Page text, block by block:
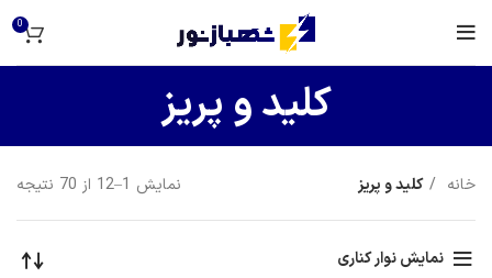
0
کلید و پریز
خانه کلید و پریز نمایش 1–12 از 70 نتیجه
نمایش نوار کناری